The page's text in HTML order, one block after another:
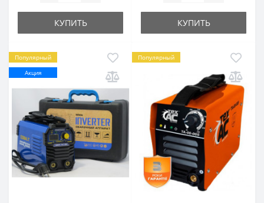
КУПИТЬ КУПИТЬ
Популярный
Акция
Популярный